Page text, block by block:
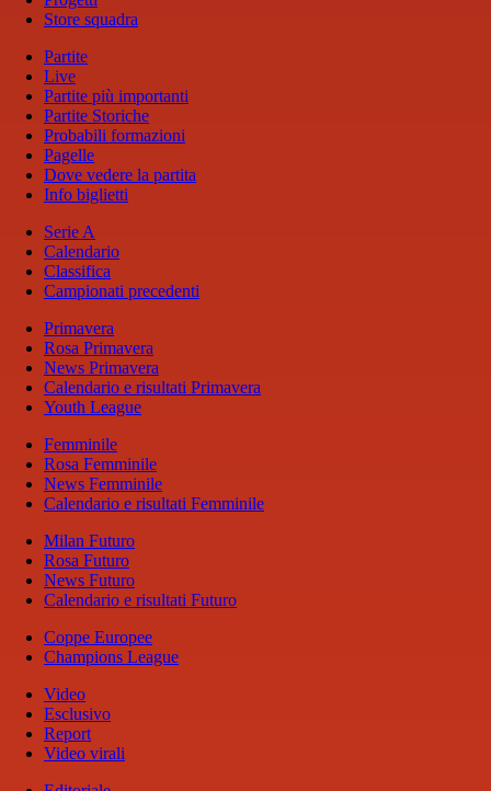
Store squadra
Partite
Live
Partite più importanti
Partite Storiche
Probabili formazioni
Pagelle
Dove vedere la partita
Info biglietti
Serie A
Calendario
Classifica
Campionati precedenti
Primavera
Rosa Primavera
News Primavera
Calendario e risultati Primavera
Youth League
Femminile
Rosa Femminile
News Femminile
Calendario e risultati Femminile
Milan Futuro
Rosa Futuro
News Futuro
Calendario e risultati Futuro
Coppe Europee
Champions League
Video
Esclusivo
Report
Video virali